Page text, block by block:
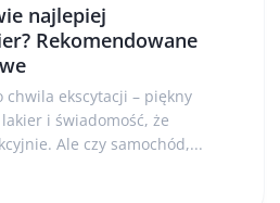
najlepiej
Rekomendowane
chwila ekscytacji – piękny
i świadomość, że
Ale czy samochód,...